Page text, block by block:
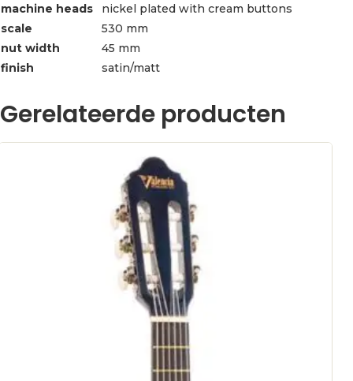
machine heads
nickel plated with cream buttons
scale
530 mm
nut width
45 mm
finish
satin/matt
Gerelateerde producten